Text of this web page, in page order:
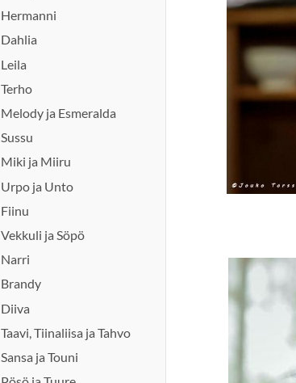
Hermanni
Dahlia
Leila
Terho
Melody ja Esmeralda
Sussu
Miki ja Miiru
Urpo ja Unto
Fiinu
Vekkuli ja Söpö
Narri
Brandy
Diiva
Taavi, Tiinaliisa ja Tahvo
Sansa ja Touni